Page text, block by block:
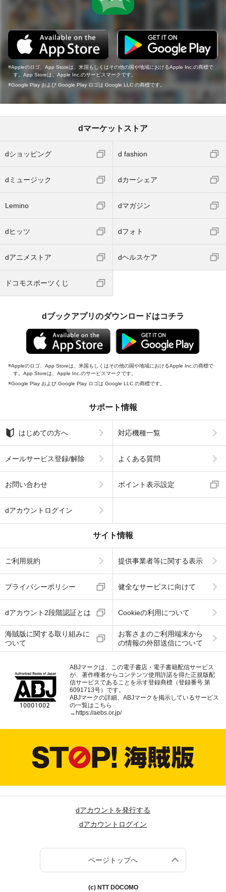
Appleのロゴ、App Storeは、米国もしくはその他の国や地域におけるApple Inc.の商標で
す。App Storeは、Apple Inc.のサービスマークです。
Google Play および Google Play ロゴは Google LLC の商標です。
dマーケットストア
dショッピング d fashion
dミュージック dカーシェア
Lemino dマガジン
dヒッツ dフォト
dアニメストア dヘルスケア
ドコモスポーツくじ
dブックアプリのダウンロードはコチラ
Appleのロゴ、App Storeは、米国もしくはその他の国や地域におけるApple Inc.の商標で
す。App Storeは、Apple Inc.のサービスマークです。
Google Play および Google Play ロゴは Google LLC の商標です。
サポート情報
はじめての方へ 対応機種一覧
メールサービス登録/解除 よくある質問
お問い合わせ ポイント表示設定
dアカウントログイン
サイト情報
ご利用規約 提供事業者等に関する表示
プライバシーポリシー 健全なサービスに向けて
dアカウント2段階認証とは Cookieの利用について
海賊版に関する取り組みに
ついて
お客さまのご利用端末から
の情報の外部送信について
ABJマークは、この電子書店・電子書籍配信サービス
が、著作権者からコンテンツ使用許諾を得た正規版配
信サービスであることを示す登録商標（登録番号 第
6091713号）です。
ABJマークの詳細、ABJマークを掲示しているサービス
の一覧はこちら
→https://aebs.or.jp/
dアカウントを発行する
dアカウントログイン
ページトップへ
(c) NTT DOCOMO